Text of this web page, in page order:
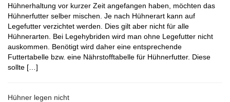
Hühnerhaltung vor kurzer Zeit angefangen haben, möchten das
Hühnerfutter selber mischen. Je nach Hühnerart kann auf
Legefutter verzichtet werden. Dies gilt aber nicht für alle
Hühnerarten. Bei Legehybriden wird man ohne Legefutter nicht
auskommen. Benötigt wird daher eine entsprechende
Futtertabelle bzw. eine Nährstofftabelle für Hühnerfutter. Diese
sollte […]
Hühner legen nicht